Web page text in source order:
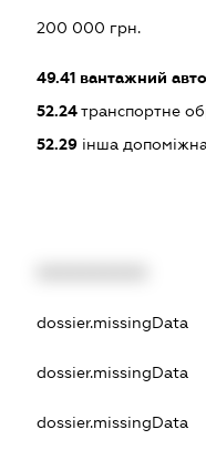
200 000 грн.
49.41вантажний
52.24транспортне
52.29інша допоміжна
dossier.missingData
dossier.missingData
dossier.missingData